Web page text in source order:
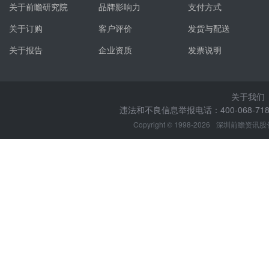
关于前瞻研究院
关于订购
关于报告
品牌影响力
客户评价
企业资质
支付方式
发货与配送
发票说明
关于我们
违法和不良信息举报电话：400-068-
Copyright © 1998-2026 深圳前瞻资讯股